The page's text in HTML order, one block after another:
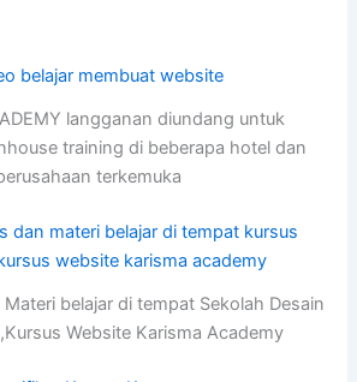
langganan diundang untuk
training di beberapa hotel dan
terkemuka
belajar di tempat Sekolah Desain
Website Karisma Academy